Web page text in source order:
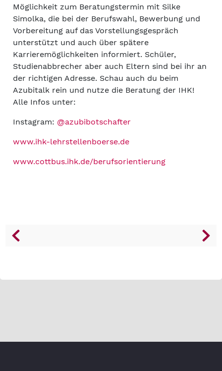
Möglichkeit zum Beratungstermin mit Silke
Simolka, die bei der Berufswahl, Bewerbung und
Vorbereitung auf das Vorstellungsgespräch
unterstützt und auch über spätere
Karrieremöglichkeiten informiert. Schüler,
Studienabbrecher aber auch Eltern sind bei ihr an
der richtigen Adresse. Schau auch du beim
Azubitalk rein und nutze die Beratung der IHK!
Alle Infos unter:
Instagram: @azubibotschafter
www.ihk-lehrstellenboerse.de
www.cottbus.ihk.de/berufsorientierung